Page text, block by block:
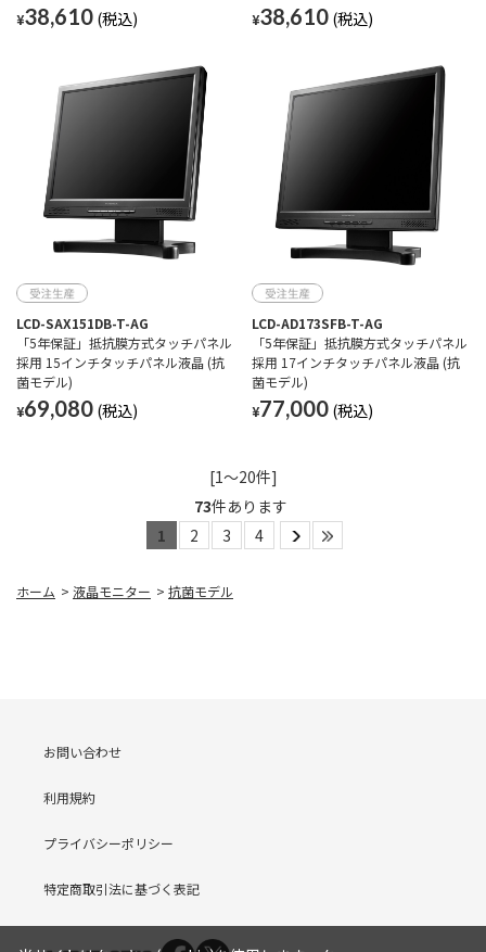
¥38,610
¥38,610
LCD-SAX151DB-T-AG
「5年保証」抵抗膜方式タッチパネル
採用 15インチタッチパネル液晶 (抗
菌モデル)
¥69,080
LCD-AD173SFB-T-AG
「5年保証」抵抗膜方式タッチパネル
採用 17インチタッチパネル液晶 (抗
菌モデル)
¥77,000
[1～20件]
73件あります
1
2 3 4
ホーム > 液晶モニター > 抗菌モデル
お問い合わせ
利用規約
プライバシーポリシー
特定商取引法に基づく表記